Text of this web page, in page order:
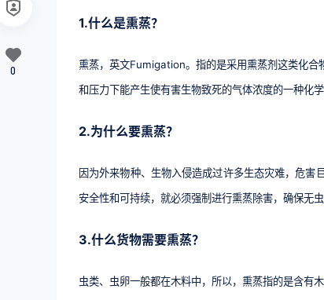
1.什么是熏蒸？
熏蒸，英文Fumigation。指的是采用熏蒸剂这类化合
和压力下能产生使有害生物致死的气体浓度的一种化
2.为什么要熏蒸？
因为外来物种、生物入侵造成过许多生态灾难，危
安全性和可持续，就必须强制进行熏蒸除害，确保无
3.什么货物需要熏蒸？
虫类、虫卵一般都在木料中，所以，熏蒸指的是含有木
0